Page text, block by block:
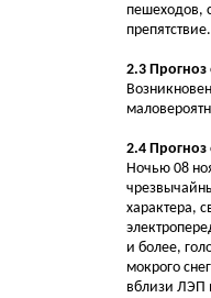
пешеходов,
препятствие.
2.3
2.4 Прогноз
Ночью 08
характера,
и более,
мокрого
вблизи ЛЭП